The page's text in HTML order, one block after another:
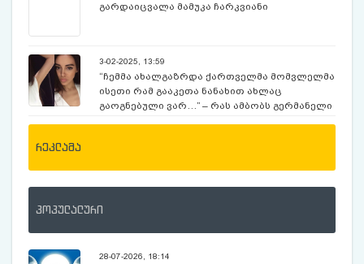
გარდაიცვალა მამუკა ჩარკვიანი
3-02-2025, 13:59
“ჩემმა ახალგაზრდა ქართველმა მომვლელმა
ისეთი რამ გააკეთა ნანახით ახლაც
გაოგნებული ვარ…” – რას ამბობს გერმანელი
რეკლამა
პოპულალური
28-07-2026, 18:14